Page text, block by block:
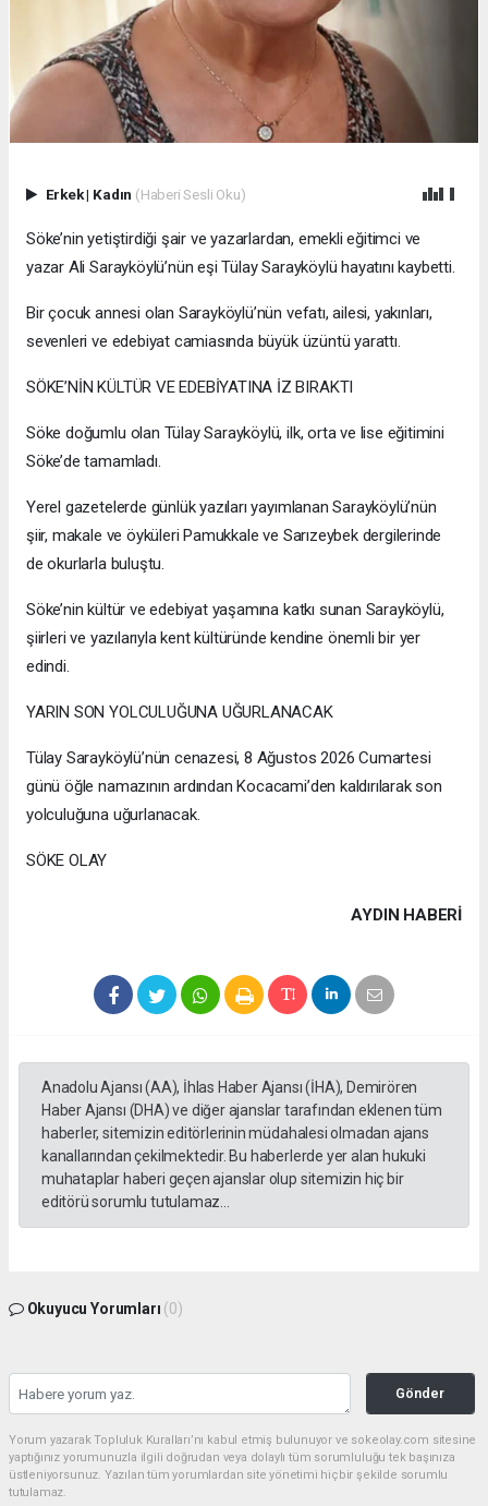
Erkek| Kadın (Haberi Sesli Oku)
Söke’nin yetiştirdiği şair ve yazarlardan, emekli eğitimci ve
yazar Ali Sarayköylü’nün eşi Tülay Sarayköylü hayatını kaybetti.
Bir çocuk annesi olan Sarayköylü’nün vefatı, ailesi, yakınları,
sevenleri ve edebiyat camiasında büyük üzüntü yarattı.
SÖKE’NİN KÜLTÜR VE EDEBİYATINA İZ BIRAKTI
Söke doğumlu olan Tülay Sarayköylü, ilk, orta ve lise eğitimini
Söke’de tamamladı.
Yerel gazetelerde günlük yazıları yayımlanan Sarayköylü’nün
şiir, makale ve öyküleri Pamukkale ve Sarızeybek dergilerinde
de okurlarla buluştu.
Söke’nin kültür ve edebiyat yaşamına katkı sunan Sarayköylü,
şiirleri ve yazılarıyla kent kültüründe kendine önemli bir yer
edindi.
YARIN SON YOLCULUĞUNA UĞURLANACAK
Tülay Sarayköylü’nün cenazesi, 8 Ağustos 2026 Cumartesi
günü öğle namazının ardından Kocacami’den kaldırılarak son
yolculuğuna uğurlanacak.
SÖKE OLAY
AYDIN HABERİ
Anadolu Ajansı (AA), İhlas Haber Ajansı (İHA), Demirören
Haber Ajansı (DHA) ve diğer ajanslar tarafından eklenen tüm
haberler, sitemizin editörlerinin müdahalesi olmadan ajans
kanallarından çekilmektedir. Bu haberlerde yer alan hukuki
muhataplar haberi geçen ajanslar olup sitemizin hiç bir
editörü sorumlu tutulamaz...
Okuyucu Yorumları (0)
Gönder
Yorum yazarak Topluluk Kuralları’nı kabul etmiş bulunuyor ve sokeolay.com sitesine
yaptığınız yorumunuzla ilgili doğrudan veya dolaylı tüm sorumluluğu tek başınıza
üstleniyorsunuz. Yazılan tüm yorumlardan site yönetimi hiçbir şekilde sorumlu
tutulamaz.